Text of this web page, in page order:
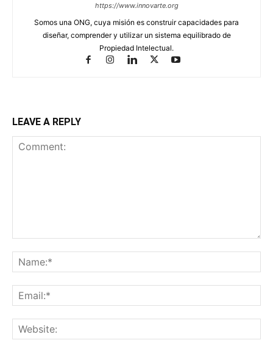
https://www.innovarte.org
Somos una ONG, cuya misión es construir capacidades para
diseñar, comprender y utilizar un sistema equilibrado de
Propiedad Intelectual.
LEAVE A REPLY